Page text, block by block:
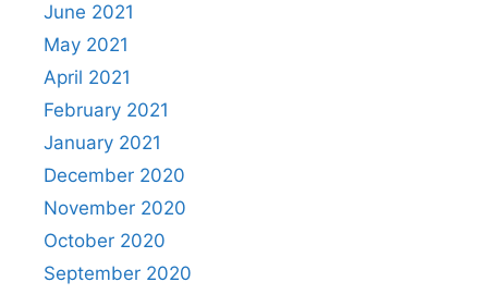
June 2021
May 2021
April 2021
February 2021
January 2021
December 2020
November 2020
October 2020
September 2020